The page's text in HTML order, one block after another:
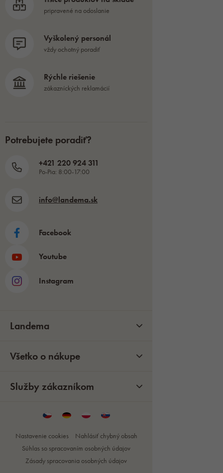
pripravené na odoslanie
Vyškolený personál
vždy ochotný poradiť
Rýchle riešenie
zákazníckých reklamácií
Potrebujete poradiť?
+421 220 924 311
Po-Pia: 8:00-17:00
info@landema.sk
Facebook
Youtube
Instagram
Landema
Všetko o nákupe
Služby zákazníkom
Nastavenie cookies
Nahlásiť chybný obsah
Súhlas so spracovaním osobných údajov
Zásady spracovania osobných údajov